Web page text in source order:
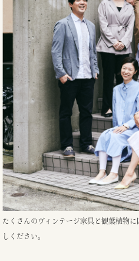
たくさんのヴィンテージ家具と観葉植物
しください。